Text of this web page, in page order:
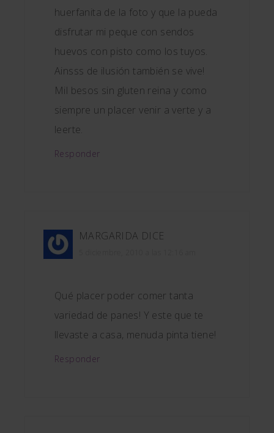
huerfanita de la foto y que la pueda
disfrutar mi peque con sendos
huevos con pisto como los tuyos.
Ainsss de ilusión también se vive!
Mil besos sin gluten reina y como
siempre un placer venir a verte y a
leerte.
Responder
MARGARIDA DICE
Qué placer poder comer tanta
variedad de panes! Y este que te
llevaste a casa, menuda pinta tiene!
Responder